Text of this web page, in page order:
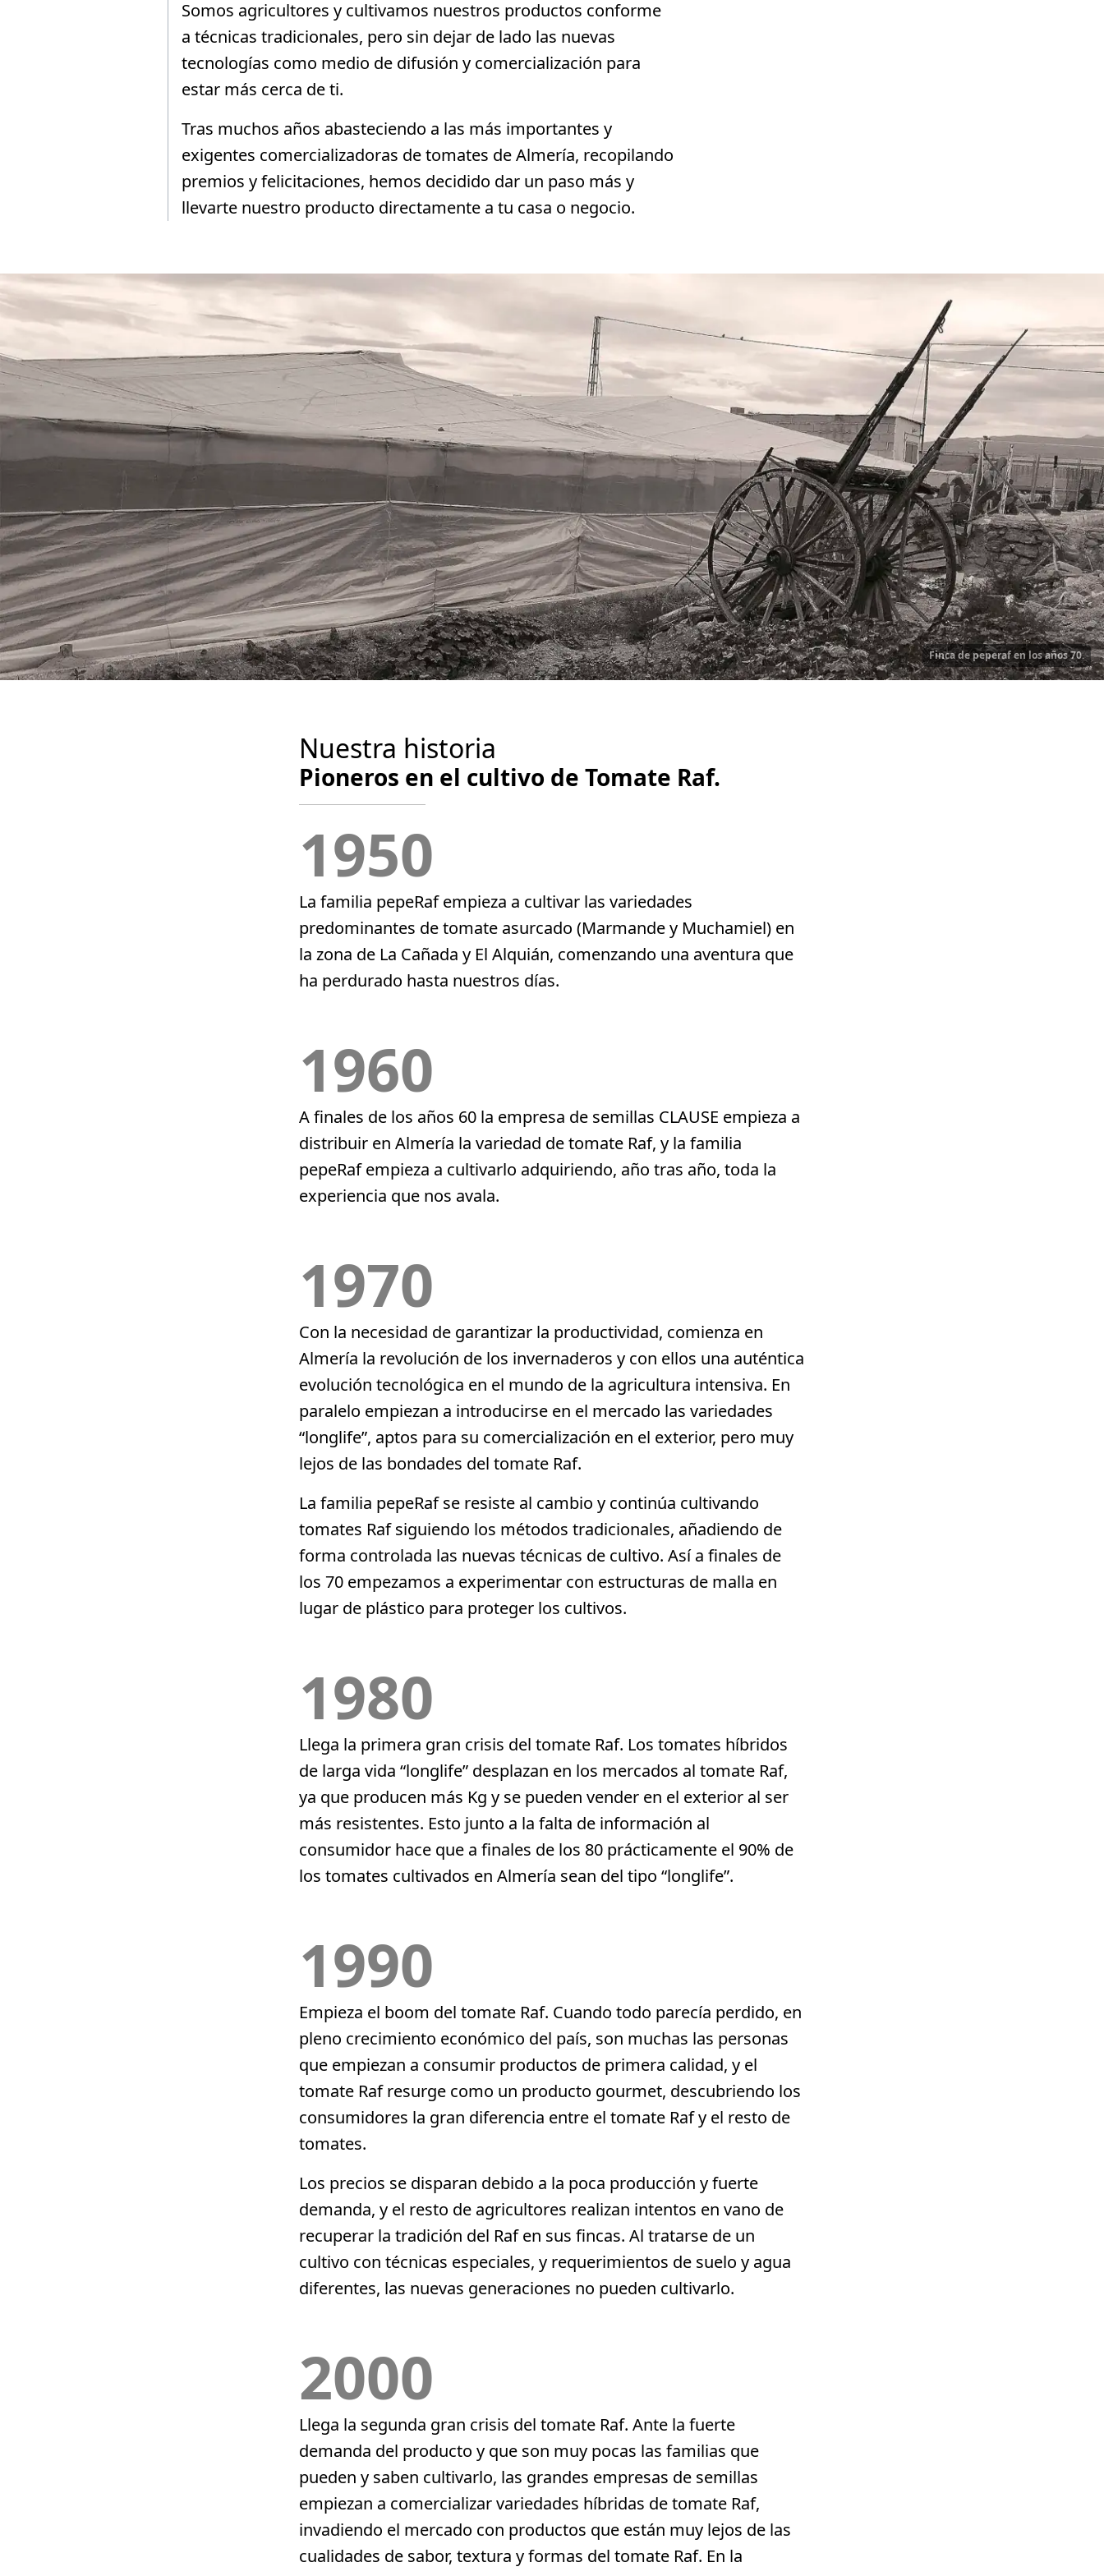
Somos agricultores y cultivamos nuestros productos conforme
a técnicas tradicionales, pero sin dejar de lado las nuevas
tecnologías como medio de difusión y comercialización para
estar más cerca de ti.
Tras muchos años abasteciendo a las más importantes y
exigentes comercializadoras de tomates de Almería, recopilando
premios y felicitaciones, hemos decidido dar un paso más y
llevarte nuestro producto directamente a tu casa o negocio.
Finca de peperaf en los años 70.
Nuestra historia
Pioneros en el cultivo de Tomate Raf.
1950
La familia pepeRaf empieza a cultivar las variedades
predominantes de tomate asurcado (Marmande y Muchamiel) en
la zona de La Cañada y El Alquián, comenzando una aventura que
ha perdurado hasta nuestros días.
1960
A finales de los años 60 la empresa de semillas CLAUSE empieza a
distribuir en Almería la variedad de tomate Raf, y la familia
pepeRaf empieza a cultivarlo adquiriendo, año tras año, toda la
experiencia que nos avala.
1970
Con la necesidad de garantizar la productividad, comienza en
Almería la revolución de los invernaderos y con ellos una auténtica
evolución tecnológica en el mundo de la agricultura intensiva. En
paralelo empiezan a introducirse en el mercado las variedades
“longlife”, aptos para su comercialización en el exterior, pero muy
lejos de las bondades del tomate Raf.
La familia pepeRaf se resiste al cambio y continúa cultivando
tomates Raf siguiendo los métodos tradicionales, añadiendo de
forma controlada las nuevas técnicas de cultivo. Así a finales de
los 70 empezamos a experimentar con estructuras de malla en
lugar de plástico para proteger los cultivos.
1980
Llega la primera gran crisis del tomate Raf. Los tomates híbridos
de larga vida “longlife” desplazan en los mercados al tomate Raf,
ya que producen más Kg y se pueden vender en el exterior al ser
más resistentes. Esto junto a la falta de información al
consumidor hace que a finales de los 80 prácticamente el 90% de
los tomates cultivados en Almería sean del tipo “longlife”.
1990
Empieza el boom del tomate Raf. Cuando todo parecía perdido, en
pleno crecimiento económico del país, son muchas las personas
que empiezan a consumir productos de primera calidad, y el
tomate Raf resurge como un producto gourmet, descubriendo los
consumidores la gran diferencia entre el tomate Raf y el resto de
tomates.
Los precios se disparan debido a la poca producción y fuerte
demanda, y el resto de agricultores realizan intentos en vano de
recuperar la tradición del Raf en sus fincas. Al tratarse de un
cultivo con técnicas especiales, y requerimientos de suelo y agua
diferentes, las nuevas generaciones no pueden cultivarlo.
2000
Llega la segunda gran crisis del tomate Raf. Ante la fuerte
demanda del producto y que son muy pocas las familias que
pueden y saben cultivarlo, las grandes empresas de semillas
empiezan a comercializar variedades híbridas de tomate Raf,
invadiendo el mercado con productos que están muy lejos de las
cualidades de sabor, textura y formas del tomate Raf. En la